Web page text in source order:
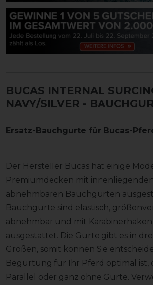
BUCAS INTERNAL
NAVY/SILVER -
Ersatz-Bauchgurte für Bucas-
Der Hersteller Bucas hat einige
Premiumdecken mit
abnehmbaren Bauchgurten
Bauchgurte sind elastisch,
abnehmbar und mit Karabinerhaken
ausgestattet. Die Gurte gibt es in
Größen, somit können Sie
Begurtung für Ihr Pferd optimal ist,
Parallel oder ganz ohne Gurte.